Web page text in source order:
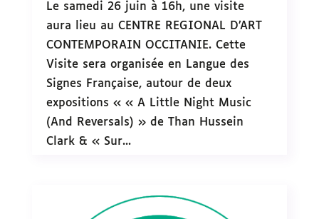
Le samedi 26 juin à 16h, une visite
aura lieu au CENTRE REGIONAL D’ART
CONTEMPORAIN OCCITANIE. Cette
Visite sera organisée en Langue des
Signes Française, autour de deux
expositions « « A Little Night Music
(And Reversals) » de Than Hussein
Clark & « Sur...